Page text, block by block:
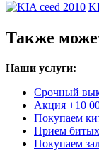
Также
Наши услуги:
Срочный
Акция +10
Покупаем
Прием битых
Покупаем